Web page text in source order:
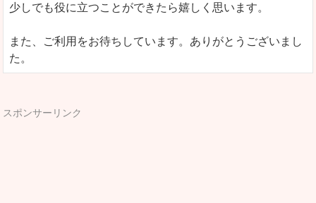
少しでも役に立つことができたら嬉しく思います。
また、ご利用をお待ちしています。ありがとうございまし
た。
スポンサーリンク